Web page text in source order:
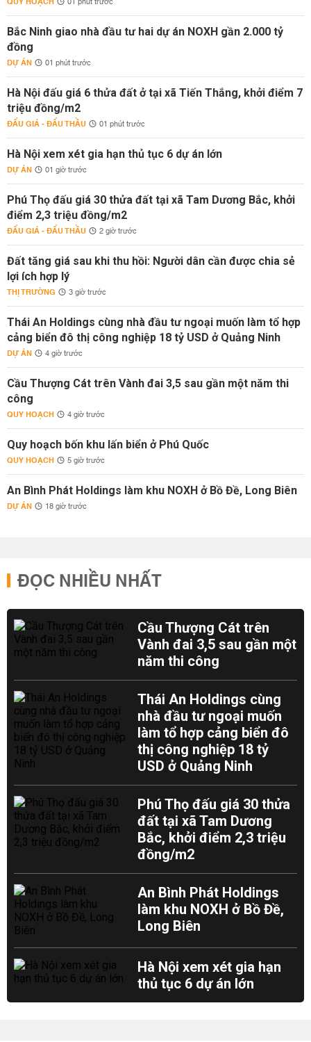
Bắc Ninh giao nhà đầu tư hai dự án NOXH gần 2.000 tỷ
đồng
DỰ ÁN 01 phút trước
Hà Nội đấu giá 6 thửa đất ở tại xã Tiến Thắng, khởi điểm 7
triệu đồng/m2
ĐẤU GIÁ - ĐẤU THẦU 01 phút trước
Hà Nội xem xét gia hạn thủ tục 6 dự án lớn
DỰ ÁN 01 giờ trước
Phú Thọ đấu giá 30 thửa đất tại xã Tam Dương Bắc, khởi
điểm 2,3 triệu đồng/m2
ĐẤU GIÁ - ĐẤU THẦU 2 giờ trước
Đất tăng giá sau khi thu hồi: Người dân cần được chia sẻ
lợi ích hợp lý
THỊ TRƯỜNG 3 giờ trước
Thái An Holdings cùng nhà đầu tư ngoại muốn làm tổ hợp
cảng biển đô thị công nghiệp 18 tỷ USD ở Quảng Ninh
DỰ ÁN 4 giờ trước
Cầu Thượng Cát trên Vành đai 3,5 sau gần một năm thi
công
QUY HOẠCH 4 giờ trước
Quy hoạch bốn khu lấn biển ở Phú Quốc
QUY HOẠCH 5 giờ trước
An Bình Phát Holdings làm khu NOXH ở Bồ Đề, Long Biên
DỰ ÁN 18 giờ trước
ĐỌC NHIỀU NHẤT
Cầu Thượng Cát trên
Vành đai 3,5 sau gần một
năm thi công
Thái An Holdings cùng
nhà đầu tư ngoại muốn
làm tổ hợp cảng biển đô
thị công nghiệp 18 tỷ
USD ở Quảng Ninh
Phú Thọ đấu giá 30 thửa
đất tại xã Tam Dương
Bắc, khởi điểm 2,3 triệu
đồng/m2
An Bình Phát Holdings
làm khu NOXH ở Bồ Đề,
Long Biên
Hà Nội xem xét gia hạn
thủ tục 6 dự án lớn